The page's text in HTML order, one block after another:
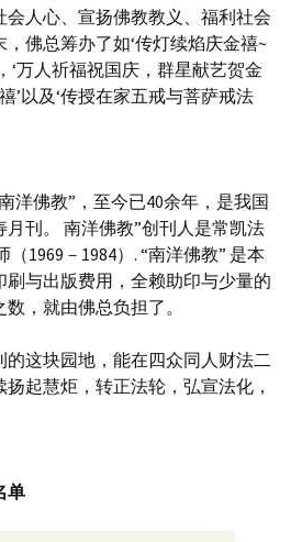
会人心、宣扬佛教教义、福利社会
佛总筹办了如‘传灯续焰庆金禧~
‘万人祈福祝国庆，群星献艺贺金
’以及‘传授在家五戒与菩萨戒法
洋佛教”，至今已40余年，是我国
刊。 南洋佛教”创刊人是常凯法
1969－1984）. “南洋佛教” 是本
刷与出版费用，全赖助印与少量的
，就由佛总负担了。
的这块园地，能在四众同人财法二
起慧炬，转正法轮，弘宣法化，
单